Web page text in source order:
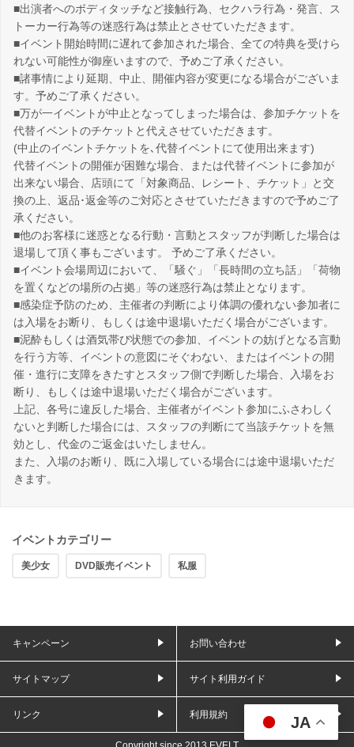
■出演者へのボディタッチなど接触行為、セクハラ行為・発言、ス
トーカー行為等の迷惑行為は禁止とさせていただきます。
■イベント開始時間に遅れて参加された場合、全ての特典を受けら
れない可能性が御座いますので、予めご了承ください。
■諸事情により延期、中止、開催内容が変更になる場合がございま
す。予めご了承ください。
■万が一イベントが中止となってしまった場合は、参加チケットを
代替イベントのチケットと代えさせていただきます。
(中止のイベントチケットを､代替イベントにて使用出来ます)
代替イベントの開催が困難な場合、または代替イベントに参加が
出来ない場合、店頭にて「対象商品、レシート、チケット」と交
換の上、返品･返金等のご対応とさせていただきますので予めご了
承ください。
■他のお客様に迷惑となる行動・言動とスタッフが判断した場合は
退場して頂く事もございます。 予めご了承ください。
■イベント会場周辺において、「騒ぐ」「長時間の立ち話」「荷物
を置くなどの場所の占拠」等の迷惑行為は禁止となります。
■感染症予防のため、主催者の判断により体調の優れない参加者に
は入場をお断り、もしくは途中退場いただく場合がございます。
■泥酔もしくは酒気帯び状態での参加、イベントの妨げとなる言動
を行う方等、イベントの意図にそぐわない、またはイベントの開
催・進行に支障をきたすとスタッフ側で判断した場合、入場をお
断り、もしくは途中退場いただく場合がございます。
上記、各号に違反した場合、主催者がイベント参加にふさわしく
ないと判断した場合には、スタッフの判断にて当該チケットを無
効とし、代金のご返金はいたしません。
また、入場のお断り、既に入場している場合には途中退場いただ
きます。
イベントカテゴリー
美少女 DVD販売イベント 私服
JA
キャンペーン お問い合わせ
サイトマップ サイト利用ガイド
リンク 利用規約